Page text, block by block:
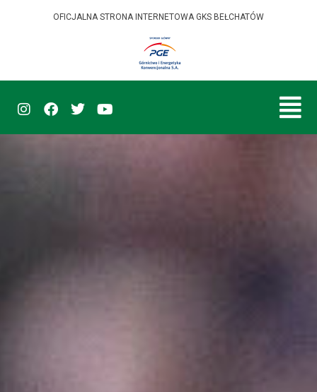
OFICJALNA STRONA INTERNETOWA GKS BEŁCHATÓW